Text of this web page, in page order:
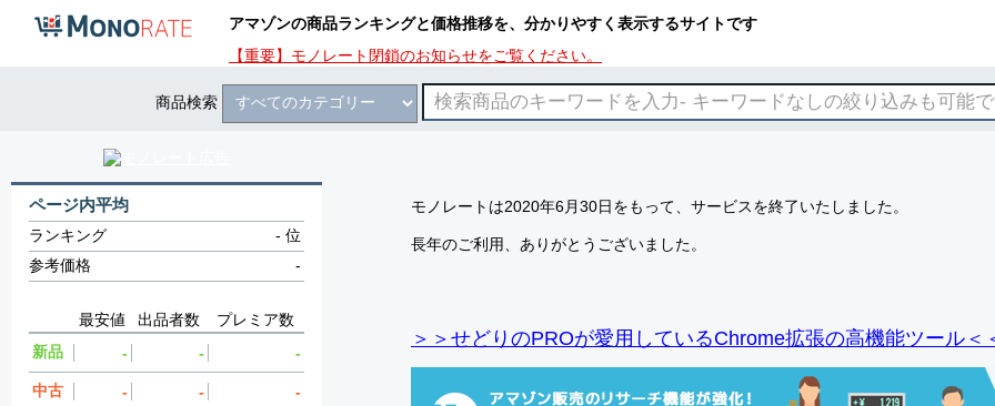
アマゾンの商品ランキングと価格推移を、分かりやすく表示するサイトです
【重要】モノレート閉鎖のお知らせをご覧ください。
商品検索
モノレートは2020年6月30日をもって、サービスを終了いたしました。
長年のご利用、ありがとうございました。
＞＞せどりのPROが愛用しているChrome拡張の高機能ツール＜
ページ内平均
ランキング -位
参考価格
-
最安値 出品者数
プレミア数
新品
- - -
中古 - - -